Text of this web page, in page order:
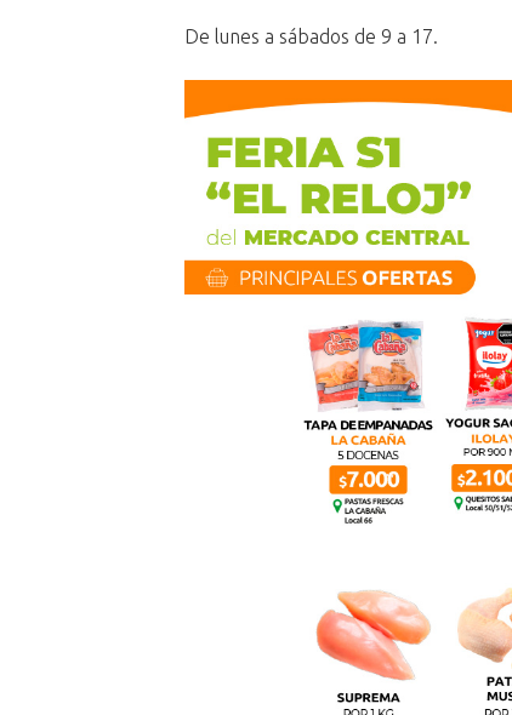
De lunes a sábados de 9 a 17.